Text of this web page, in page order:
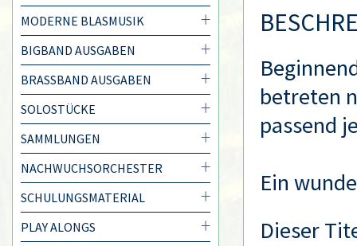
MODERNE BLASMUSIK
BIGBAND AUSGABEN
BRASSBAND AUSGABEN
SOLOSTÜCKE
SAMMLUNGEN
NACHWUCHSORCHESTER
SCHULUNGSMATERIAL
PLAY ALONGS
betreten
passend
Ein
Dieser